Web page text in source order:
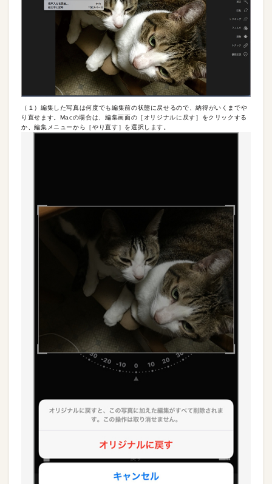
（１）編集した写真は何度でも編集前の状態に戻せるので、納得がいくまでや
り直せます。Macの場合は、編集画面の［オリジナルに戻す］をクリックする
か、編集メニューから［やり直す］を選択します。